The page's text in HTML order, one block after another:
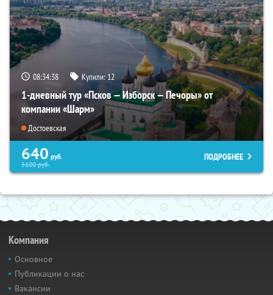
08:34:36 Купили:12
1-дневный тур «Псков — Изборск — Печоры» от
компании «Шарм»
Достоевская
640 руб.
5100руб.
ПОДРОБНЕЕ
Компания
Основное
Публикации о нас
Вакансии